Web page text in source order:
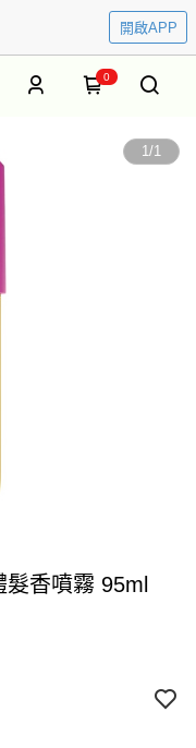
開啟APP
0
1/1
香噴霧 95ml